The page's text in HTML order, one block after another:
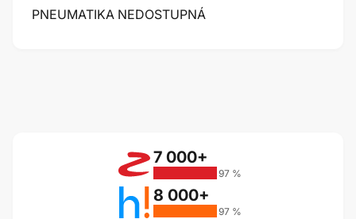
PNEUMATIKA NEDOSTUPNÁ
7 000+
97 %
8 000+
97 %